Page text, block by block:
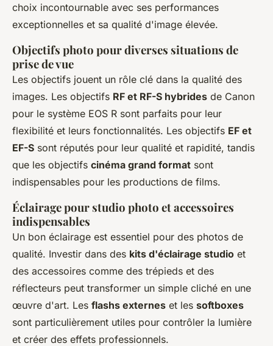
choix incontournable avec ses performances
exceptionnelles et sa qualité d'image élevée.
Objectifs photo pour diverses situations de
prise de vue
Les objectifs jouent un rôle clé dans la qualité des
images. Les objectifs RF et RF-S hybrides de Canon
pour le système EOS R sont parfaits pour leur
flexibilité et leurs fonctionnalités. Les objectifs EF et
EF-S sont réputés pour leur qualité et rapidité, tandis
que les objectifs cinéma grand format sont
indispensables pour les productions de films.
Éclairage pour studio photo et accessoires
indispensables
Un bon éclairage est essentiel pour des photos de
qualité. Investir dans des kits d'éclairage studio et
des accessoires comme des trépieds et des
réflecteurs peut transformer un simple cliché en une
œuvre d'art. Les flashs externes et les softboxes
sont particulièrement utiles pour contrôler la lumière
et créer des effets professionnels.